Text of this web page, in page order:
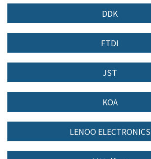
DDK
FTDI
JST
KOA
LENOO ELECTRONICS